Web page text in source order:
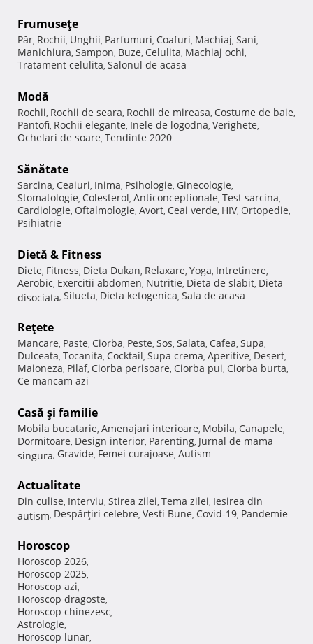
Frumuseţe
Păr, Rochii, Unghii, Parfumuri, Coafuri, Machiaj, Sani,
Manichiura, Sampon, Buze, Celulita, Machiaj ochi,
Tratament celulita, Salonul de acasa
Modă
Rochii, Rochii de seara, Rochii de mireasa, Costume de baie,
Pantofi, Rochii elegante, Inele de logodna, Verighete,
Ochelari de soare, Tendinte 2020
Sănătate
Sarcina, Ceaiuri, Inima, Psihologie, Ginecologie,
Stomatologie, Colesterol, Anticonceptionale, Test sarcina,
Cardiologie, Oftalmologie, Avort, Ceai verde, HIV, Ortopedie,
Psihiatrie
Dietă & Fitness
Diete, Fitness, Dieta Dukan, Relaxare, Yoga, Intretinere,
Aerobic, Exercitii abdomen, Nutritie, Dieta de slabit, Dieta
disociata, Silueta, Dieta ketogenica, Sala de acasa
Reţete
Mancare, Paste, Ciorba, Peste, Sos, Salata, Cafea, Supa,
Dulceata, Tocanita, Cocktail, Supa crema, Aperitive, Desert,
Maioneza, Pilaf, Ciorba perisoare, Ciorba pui, Ciorba burta,
Ce mancam azi
Casă şi familie
Mobila bucatarie, Amenajari interioare, Mobila, Canapele,
Dormitoare, Design interior, Parenting, Jurnal de mama
singura, Gravide, Femei curajoase, Autism
Actualitate
Din culise, Interviu, Stirea zilei, Tema zilei, Iesirea din
autism, Despărţiri celebre, Vesti Bune, Covid-19, Pandemie
Horoscop
Horoscop 2026,
Horoscop 2025,
Horoscop azi,
Horoscop dragoste,
Horoscop chinezesc,
Astrologie,
Horoscop lunar,